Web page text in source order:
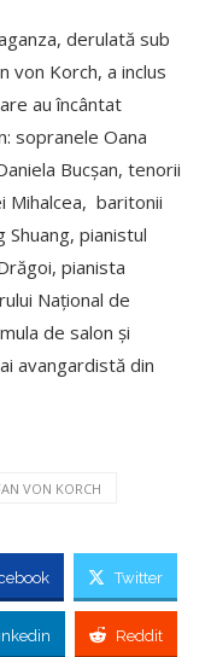
derulată sub
von Korch, a inclus
au încântat
sopranele Oana
Bucşan, tenorii
Mihalcea, baritonii
Shuang, pianistul
pianista
Naţional de
de salon şi
avangardistă din
VON KORCH
Twitter
Reddit